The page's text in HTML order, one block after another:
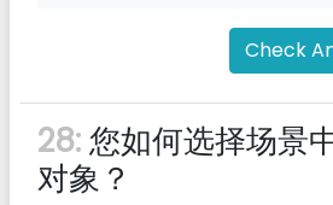
Check
28:您如何选择场景
对象？